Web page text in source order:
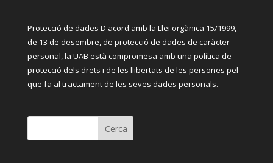
Protecció de dades D'acord amb la Llei orgànica 15/1999,
de 13 de desembre, de protecció de dades de caràcter
personal, la UAB està compromesa amb una política de
protecció dels drets i de les llibertats de les persones pel
que fa al tractament de les seves dades personals.